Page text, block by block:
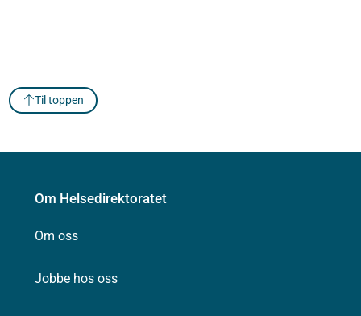
Til toppen
Om Helsedirektoratet
Om oss
Jobbe hos oss